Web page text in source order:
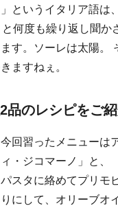
というイタリア語は
と何度も繰り返し聞
す。ソーレは太陽。
ますねぇ。
品のレシピをご
今回習ったメニューは
ィ・ジコマーノ」と、
パスタに絡めてプリモ
にして、オリーブオ